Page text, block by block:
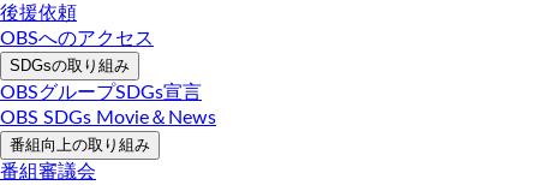
後援依頼
OBSへのアクセス
SDGsの取り組み
OBSグループSDGs宣言
OBS SDGs Movie＆News
番組向上の取り組み
番組審議会